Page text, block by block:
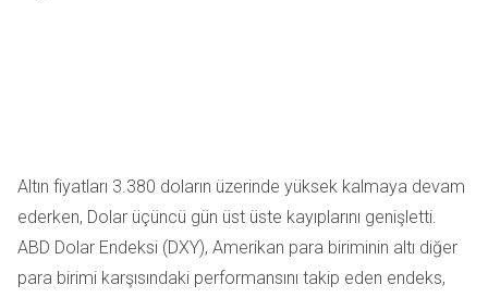
Altın fiyatları 3.380 doların üzerinde yüksek kalmaya devam
ederken, Dolar üçüncü gün üst üste kayıplarını genişletti.
ABD Dolar Endeksi (DXY), Amerikan para biriminin altı diğer
para birimi karşısındaki performansını takip eden endeks,